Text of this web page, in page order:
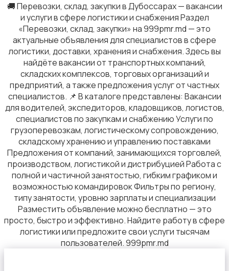
Строительство и ремонт
Страхование
Спорт и красота
Сельское хозяйство
🚚 Перевозки, склад, закупки в Дубоссарах — вакансии
и услуги в сфере логистики и снабжения Раздел
«Перевозки, склад, закупки» на 999pmr.md — это
актуальные объявления для специалистов в сфере
логистики, доставки, хранения и снабжения. Здесь вы
найдёте вакансии от транспортных компаний,
складских комплексов, торговых организаций и
предприятий, а также предложения услуг от частных
специалистов. 📌 В каталоге представлены: Вакансии
для водителей, экспедиторов, кладовщиков, логистов,
специалистов по закупкам и снабжению Услуги по
грузоперевозкам, логистическому сопровождению,
складскому хранению и управлению поставками
Предложения от компаний, занимающихся торговлей,
производством, логистикой и дистрибуцией Работа с
полной и частичной занятостью, гибким графиком и
возможностью командировок Фильтры по региону,
типу занятости, уровню зарплаты и специализации
Разместить объявление можно бесплатно — это
просто, быстро и эффективно. Найдите работу в сфере
логистики или предложите свои услуги тысячам
пользователей. 999pmr.md